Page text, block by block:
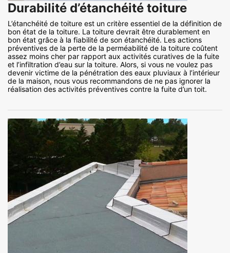
Durabilité d’étanchéité toiture
L’étanchéité de toiture est un critère essentiel de la définition de
bon état de la toiture. La toiture devrait être durablement en
bon état grâce à la fiabilité de son étanchéité. Les actions
préventives de la perte de la perméabilité de la toiture coûtent
assez moins cher par rapport aux activités curatives de la fuite
et l’infiltration d’eau sur la toiture. Alors, si vous ne voulez pas
devenir victime de la pénétration des eaux pluviaux à l’intérieur
de la maison, nous vous recommandons de ne pas ignorer la
réalisation des activités préventives contre la fuite d’un toit.